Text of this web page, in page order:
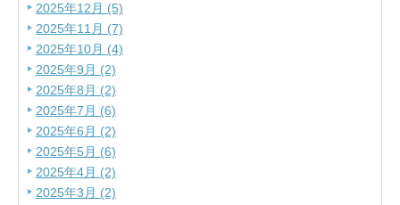
2025年12月 (5)
2025年11月 (7)
2025年10月 (4)
2025年9月 (2)
2025年8月 (2)
2025年7月 (6)
2025年6月 (2)
2025年5月 (6)
2025年4月 (2)
2025年3月 (2)